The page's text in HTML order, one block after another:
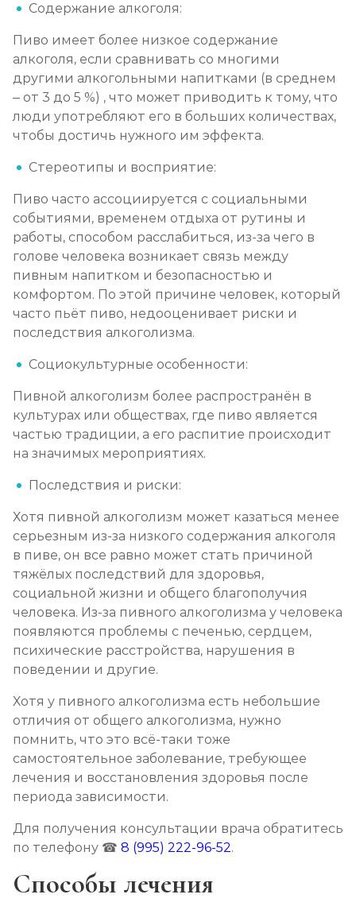
Лечение винного алкоголизма
от 2 500 ₽ Записаться
Лечение подросткового алкоголизма
от 3 200 ₽
Социализация алкоголиков
от 750 ₽ Записаться
Содержание алкоголя:
Пиво имеет более низкое содержание
алкоголя, если сравнивать со многими
другими алкогольными напитками (в среднем
– от 3 до 5 %) , что может приводить к тому, что
люди употребляют его в больших количествах,
чтобы достичь нужного им эффекта.
Стереотипы и восприятие:
Пиво часто ассоциируется с социальными
событиями, временем отдыха от рутины и
работы, способом расслабиться, из-за чего в
голове человека возникает связь между
пивным напитком и безопасностью и
комфортом. По этой причине человек, который
часто пьёт пиво, недооценивает риски и
последствия алкоголизма.
Социокультурные особенности:
Пивной алкоголизм более распространён в
культурах или обществах, где пиво является
частью традиции, а его распитие происходит
на значимых мероприятиях.
Последствия и риски:
Хотя пивной алкоголизм может казаться менее
серьезным из-за низкого содержания алкоголя
в пиве, он все равно может стать причиной
тяжёлых последствий для здоровья,
социальной жизни и общего благополучия
человека. Из-за пивного алкоголизма у человека
появляются проблемы с печенью, сердцем,
психические расстройства, нарушения в
поведении и другие.
Хотя у пивного алкоголизма есть небольшие
отличия от общего алкоголизма, нужно
помнить, что это всё-таки тоже
самостоятельное заболевание, требующее
лечения и восстановления здоровья после
периода зависимости.
Для получения консультации врача обратитесь
по телефону ☎ 8 (995) 222-96-52.
Способы лечения